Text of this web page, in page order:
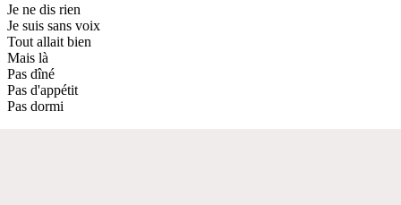
Je ne dis rien
Je suis sans voix
Tout allait bien
Mais là
Pas dîné
Pas d'appétit
Pas dormi